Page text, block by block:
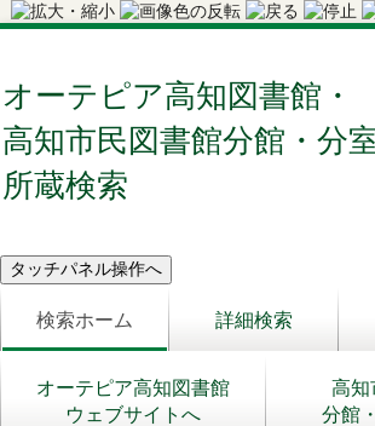
オーテピア高知図書館・
高知市民図書館分館・分
所蔵検索
検索ホーム 詳細検索
オーテピア高知図書館
ウェブサイトへ
高知
分館